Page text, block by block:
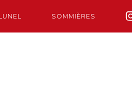
SOMMIÈRES